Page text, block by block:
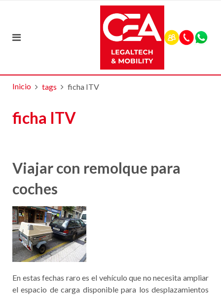
Inicio tags ficha ITV
ficha ITV
Viajar con remolque para
coches
En estas fechas raro es el vehículo que no necesita ampliar
el espacio de carga disponible para los desplazamientos